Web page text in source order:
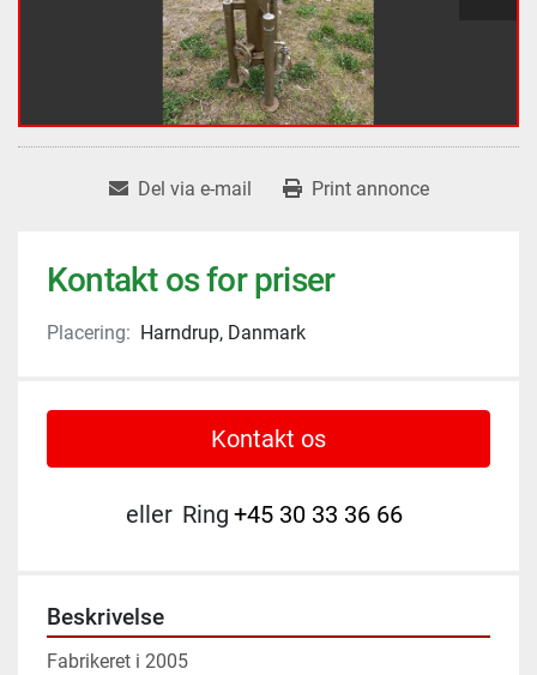
Del via e-mail Print annonce
Kontakt os for priser
Placering: Harndrup, Danmark
Kontakt os
eller Ring +45 30 33 36 66
Beskrivelse
Fabrikeret i 2005